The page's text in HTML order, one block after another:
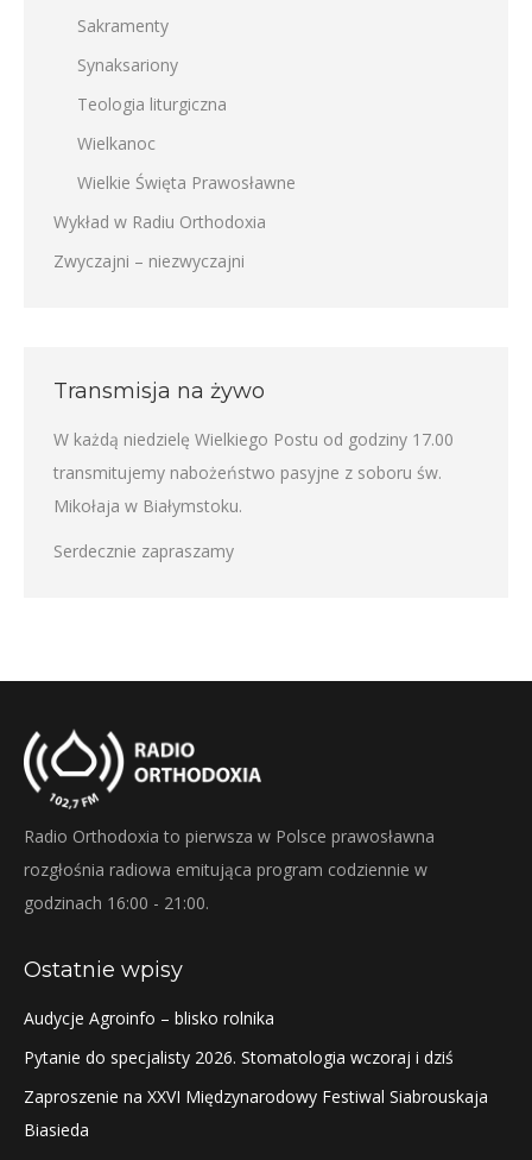
Sakramenty
Synaksariony
Teologia liturgiczna
Wielkanoc
Wielkie Święta Prawosławne
Wykład w Radiu Orthodoxia
Zwyczajni – niezwyczajni
Transmisja na żywo
W każdą niedzielę Wielkiego Postu od godziny 17.00
transmitujemy nabożeństwo pasyjne z soboru św.
Mikołaja w Białymstoku.
Serdecznie zapraszamy
Radio Orthodoxia to pierwsza w Polsce prawosławna
rozgłośnia radiowa emitująca program codziennie w
godzinach 16:00 - 21:00.
Ostatnie wpisy
Audycje Agroinfo – blisko rolnika
Pytanie do specjalisty 2026. Stomatologia wczoraj i dziś
Zaproszenie na XXVI Międzynarodowy Festiwal Siabrouskaja
Biasieda